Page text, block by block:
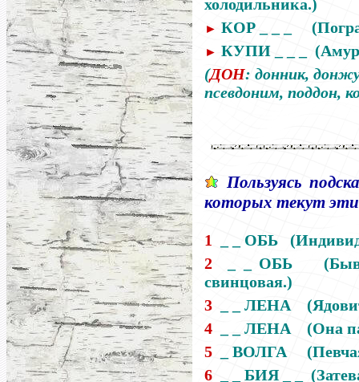
холодильника.)
► КОР _ _ _
► КУПИ _ _ _
(ДОН: донник,
псевдоним, поддон,
Пользуясь
которых текут эти
1 _ _ ОБЬ
2
_ _ ОБЬ
свинцовая.)
3
_ _ ЛЕНА
4
_ _ ЛЕНА
(Она
5
_ ВОЛГА
6
_ _ БИЯ _ _